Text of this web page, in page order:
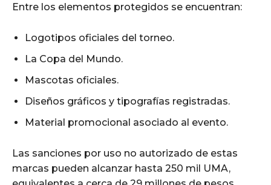
Entre los elementos protegidos se encuentran:
Logotipos oficiales del torneo.
La Copa del Mundo.
Mascotas oficiales.
Diseños gráficos y tipografías registradas.
Material promocional asociado al evento.
Las sanciones por uso no autorizado de estas
marcas pueden alcanzar hasta 250 mil UMA,